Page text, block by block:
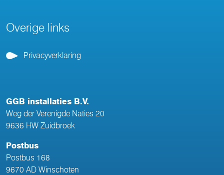
Overige links
Privacyverklaring
GGB installaties B.V.
Weg der Verenigde Naties 20
9636 HW Zuidbroek
Postbus
Postbus 168
9670 AD Winschoten